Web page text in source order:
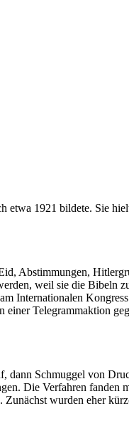
etwa 1921 bildete. Sie
Abstimmungen,
weil sie die Bibeln
Internationalen
einer Telegrammaktion
dann Schmuggel von
Die Verfahren fanden
wurden eher